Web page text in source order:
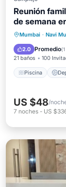
Reunión
de semana
Mumbai · Navi
2.0 Promedio(
21 baños 100
Piscina
US $48/
7 noches - US